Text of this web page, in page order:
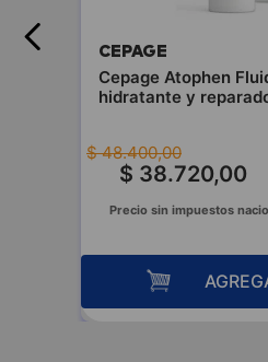
CEPAGE
Cepage Atophen
hidratante y
$ 48.400,00
$ 38.720,00
Precio sin impuestos